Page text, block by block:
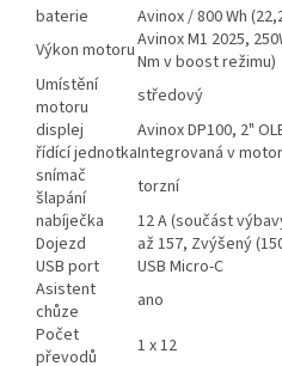
baterie
Avinox / 800 Wh
Výkon motoruAvinox M1 2025,
Nm v boost režimu)
Umístění
motoru
středový
displej
Avinox DP100, 2"
řídící jednotkaIntegrovaná v
snímač
šlapání
torzní
nabíječka
12 A (součást
Dojezd
až 157, Zvýšený
USB port
USB Micro-C
Asistent
chůze
ano
Počet
převodů
1 x 12